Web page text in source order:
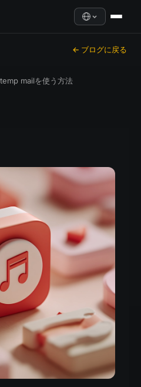
← ブログに戻る
mailを使う方法